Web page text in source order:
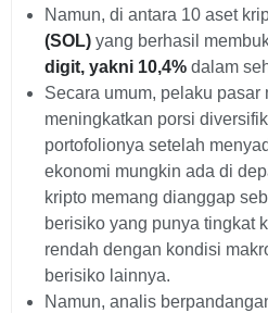
Namun, di antara 10 aset
(SOL) yang berhasil
digit, yakni 10,4% dalam
Secara umum, pelaku pasar
meningkatkan porsi
portofolionya setelah
ekonomi mungkin ada di
kripto memang dianggap
berisiko yang punya tingkat
rendah dengan kondisi
berisiko lainnya.
Namun, analis